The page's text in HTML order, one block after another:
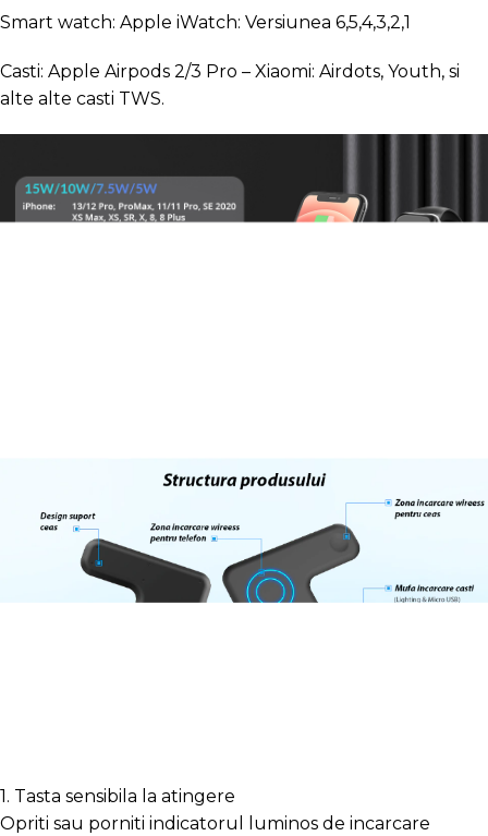
Smart watch: Apple iWatch: Versiunea 6,5,4,3,2,1
Casti: Apple Airpods 2/3 Pro – Xiaomi: Airdots, Youth, si
alte alte casti TWS.
1. Tasta sensibila la atingere
Opriti sau porniti indicatorul luminos de incarcare